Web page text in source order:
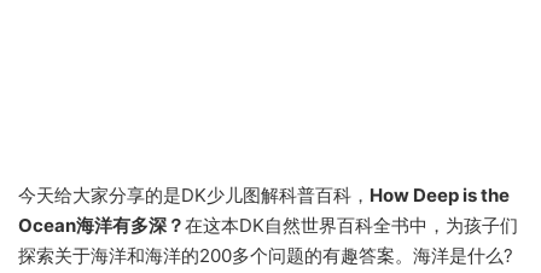
今天给大家分享的是DK少儿图解科普百科， How Deep is the
Ocean海洋有多深？在这本DK自然世界百科全书中，为孩子们
探索关于海洋和海洋的200多个问题的有趣答案。海洋是什么?